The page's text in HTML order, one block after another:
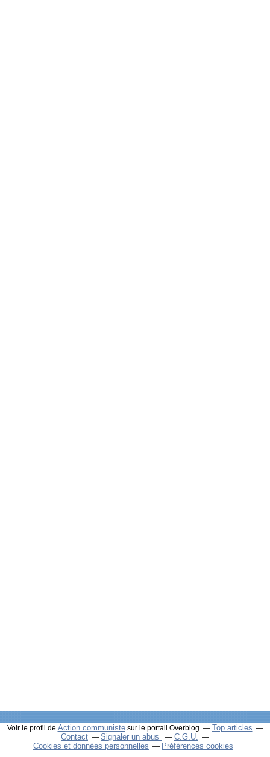
Voir le profil de Action communistesur le portail Overblog
Top articles
Contact
Signaler un abus
C.G.U.
Cookies et données personnelles
Préférences cookies